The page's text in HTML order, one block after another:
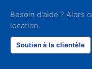
Besoin d'aide ? Alors
location.
Soutien à la clientèle